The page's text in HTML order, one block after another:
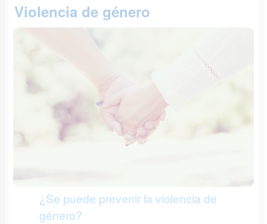
Violencia de género
¿Se puede prevenir la violencia de
género?